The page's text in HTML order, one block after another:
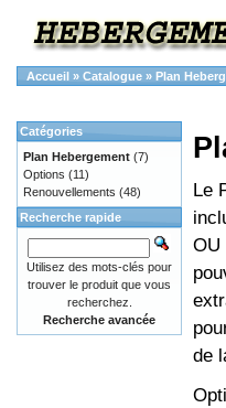
Accueil » Catalogue » Plan
Le
OU
de
Catégories
Plan Hebergement (7)
Options (11)
Renouvellements (48)
Recherche rapide
Utilisez des mots-clés pour
trouver le produit que vous
recherchez.
Recherche avancée